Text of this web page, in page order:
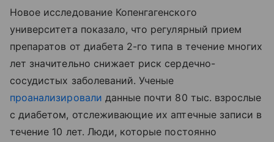
Новое исследование Копенгагенского
университета показало, что регулярный прием
препаратов от диабета 2-го типа в течение многих
лет значительно снижает риск сердечно-
сосудистых заболеваний. Ученые
проанализировали данные почти 80 тыс. взрослые
с диабетом, отслеживающие их аптечные записи в
течение 10 лет. Люди, которые постоянно